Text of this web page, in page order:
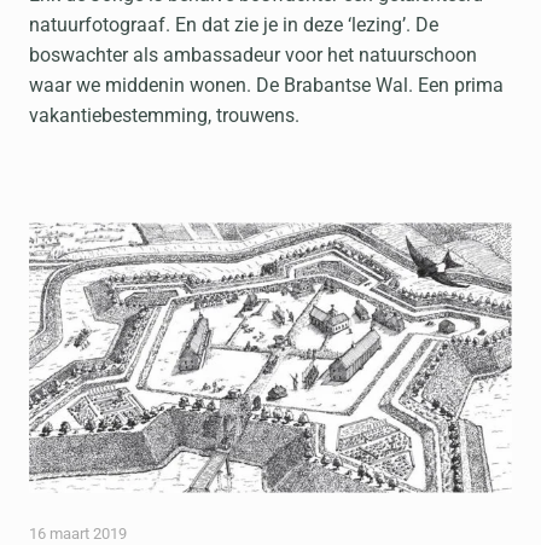
natuurfotograaf. En dat zie je in deze ‘lezing’. De
boswachter als ambassadeur voor het natuurschoon
waar we middenin wonen. De Brabantse Wal. Een prima
vakantiebestemming, trouwens.
16 maart 2019